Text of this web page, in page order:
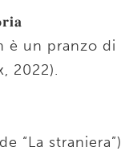
è un pranzo di
2022).
“La straniera”)